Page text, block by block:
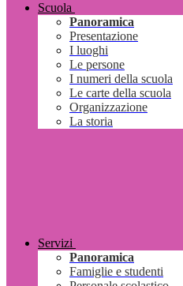
Scuola
Panoramica
Presentazione
I luoghi
Le persone
I numeri della scuola
Le carte della scuola
Organizzazione
La storia
Servizi
Panoramica
Famiglie e studenti